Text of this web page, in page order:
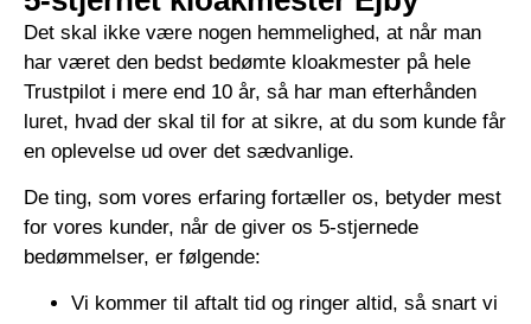
Det skal ikke være nogen hemmelighed, at når man
har været den bedst bedømte kloakmester på hele
Trustpilot i mere end 10 år, så har man efterhånden
luret, hvad der skal til for at sikre, at du som kunde får
en oplevelse ud over det sædvanlige.
De ting, som vores erfaring fortæller os, betyder mest
for vores kunder, når de giver os 5-stjernede
bedømmelser, er følgende:
Vi kommer til aftalt tid og ringer altid, så snart vi